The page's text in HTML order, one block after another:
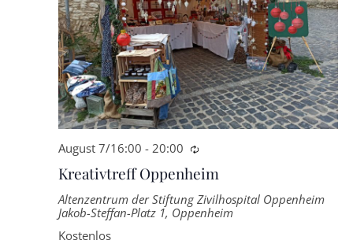
Kreativtreff Oppenheim
August 7/16:00 - 20:00 Wiederkehrende
Altenzentrum der Stiftung Zivilhospital Oppenheim
Jakob-Steffan-Platz 1, Oppenheim
Kostenlos